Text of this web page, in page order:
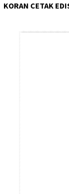
KORAN CETAK